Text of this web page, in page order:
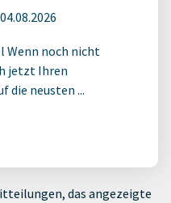
04.08.2026
Wenn noch nicht
jetzt Ihren
die neusten ...
das angezeigte